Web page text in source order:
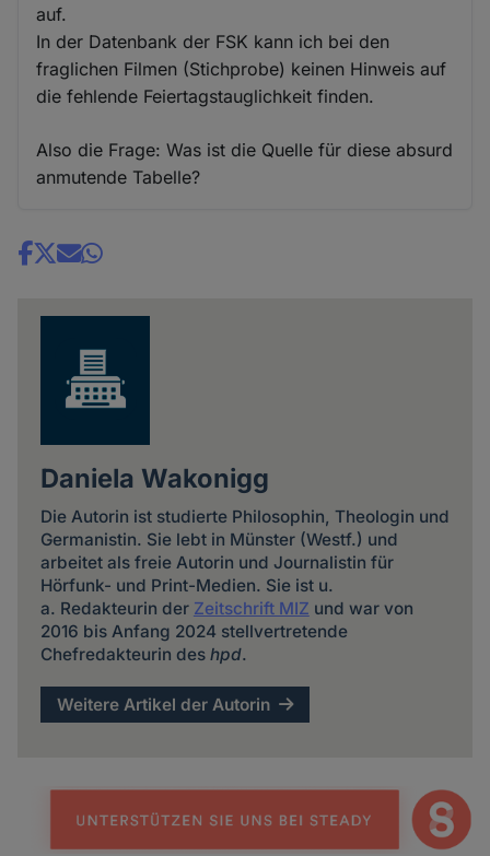
auf.
In der Datenbank der FSK kann ich bei den
fraglichen Filmen (Stichprobe) keinen Hinweis auf
die fehlende Feiertagstauglichkeit finden.
Also die Frage: Was ist die Quelle für diese absurd
anmutende Tabelle?
Share
Daniela Wakonigg
Die Autorin ist studierte Philosophin, Theologin und
Germanistin. Sie lebt in Münster (Westf.) und
arbeitet als freie Autorin und Journalistin für
Hörfunk- und Print-Medien. Sie ist u.
a. Redakteurin der Zeitschrift MIZ und war von
2016 bis Anfang 2024 stellvertretende
Chefredakteurin des hpd.
Weitere Artikel der Autorin